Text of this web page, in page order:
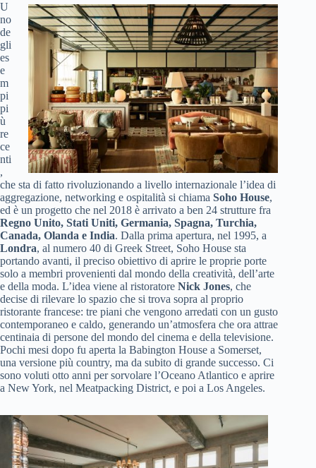
U
no
de
gli
es
e
m
pi
pi
ù
re
ce
nti
,
che sta di fatto rivoluzionando a livello internazionale l’idea di
aggregazione, networking e ospitalità si chiama Soho House,
ed è un progetto che nel 2018 è arrivato a ben 24 strutture fra
Regno Unito, Stati Uniti, Germania, Spagna, Turchia,
Canada, Olanda e India. Dalla prima apertura, nel 1995, a
Londra, al numero 40 di Greek Street, Soho House sta
portando avanti, il preciso obiettivo di aprire le proprie porte
solo a membri provenienti dal mondo della creatività, dell’arte
e della moda. L’idea viene al ristoratore Nick Jones, che
decise di rilevare lo spazio che si trova sopra al proprio
ristorante francese: tre piani che vengono arredati con un gusto
contemporaneo e caldo, generando un’atmosfera che ora attrae
centinaia di persone del mondo del cinema e della televisione.
Pochi mesi dopo fu aperta la Babington House a Somerset,
una versione più country, ma da subito di grande successo. Ci
sono voluti otto anni per sorvolare l’Oceano Atlantico e aprire
a New York, nel Meatpacking District, e poi a Los Angeles.